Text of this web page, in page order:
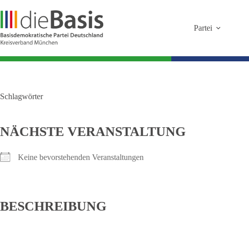
Inhalt
springen
Partei
Schlagwörter
NÄCHSTE VERANSTALTUNG
Keine bevorstehenden Veranstaltungen
BESCHREIBUNG